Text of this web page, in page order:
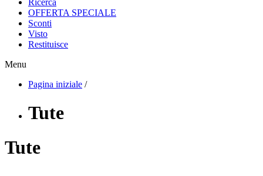
Ricerca
OFFERTA SPECIALE
Sconti
Visto
Restituisce
Menu
Pagina iniziale /
Tute
Tute